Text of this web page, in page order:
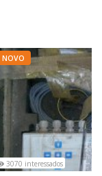
NOVO
3070 interessados